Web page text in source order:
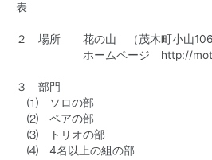
表
２ 場所 花の山 （茂木町小山
ホームページ http://
３ 部門
⑴ ソロの部
⑵ ペアの部
⑶ トリオの部
⑷ 4名以上の組の部